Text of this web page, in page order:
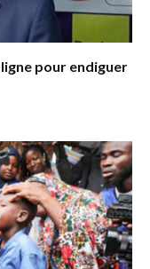
pour endiguer